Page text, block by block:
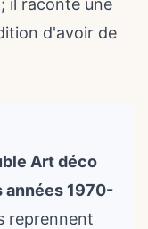
il raconte une
d'avoir de
Art déco
années 1970-
reprennent